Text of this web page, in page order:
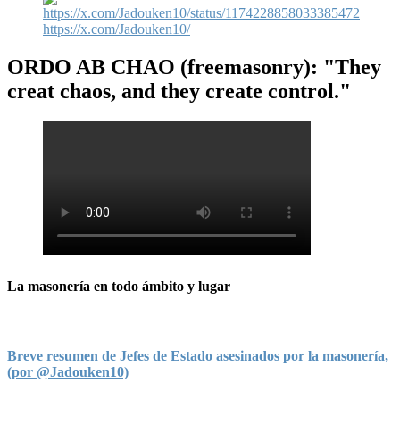
https://x.com/Jadouken10/
ORDO AB CHAO (freemasonry): "They
creat chaos, and they create control."
La masonería en todo ámbito y lugar
Breve resumen de Jefes de Estado asesinados por la masonería,
(por @Jadouken10)